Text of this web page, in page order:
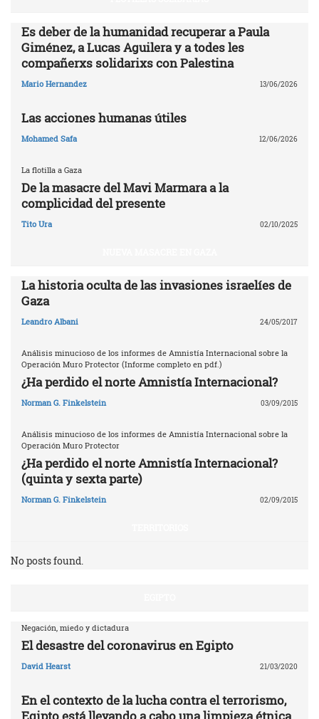
Es deber de la humanidad recuperar a Paula
Giménez, a Lucas Aguilera y a todes les
compañerxs solidarixs con Palestina
Mario Hernandez 13/06/2026
Las acciones humanas útiles
Mohamed Safa 12/06/2026
La flotilla a Gaza
De la masacre del Mavi Marmara a la
complicidad del presente
Tito Ura 02/10/2025
La historia oculta de las invasiones israelíes de
Gaza
Leandro Albani 24/05/2017
Análisis minucioso de los informes de Amnistía Internacional sobre la
Operación Muro Protector (Informe completo en pdf.)
¿Ha perdido el norte Amnistía Internacional?
Norman G. Finkelstein 03/09/2015
Análisis minucioso de los informes de Amnistía Internacional sobre la
Operación Muro Protector
¿Ha perdido el norte Amnistía Internacional?
(quinta y sexta parte)
Norman G. Finkelstein 02/09/2015
No posts found.
Negación, miedo y dictadura
El desastre del coronavirus en Egipto
David Hearst 21/03/2020
En el contexto de la lucha contra el terrorismo,
Egipto está llevando a cabo una limpieza étnica